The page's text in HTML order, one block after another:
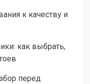
к качеству и
как выбрать,
перед